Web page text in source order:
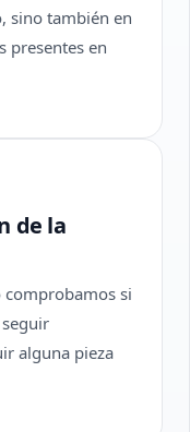
sino también en
presentes en
de la
si
alguna pieza